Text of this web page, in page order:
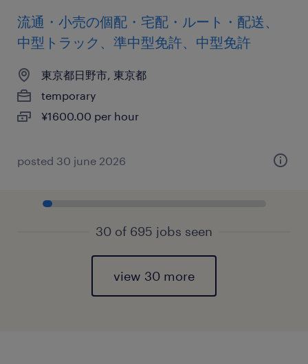
流通・小売の個配・宅配・ルート・配送、
中型トラック、準中型免許、中型免許
東京都日野市, 東京都
temporary
¥1600.00 per hour
posted 30 june 2026
30 of 695 jobs seen
view 30 more